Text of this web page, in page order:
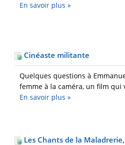
En savoir plus »
Cinéaste militante
Quelques questions à
femme à la caméra, un film
En savoir plus »
Les Chants de la